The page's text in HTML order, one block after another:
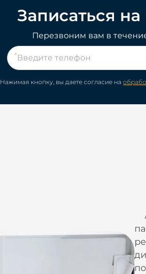
Записаться
Перезвоним вам в
Нажимая кнопку, вы даете согласие на